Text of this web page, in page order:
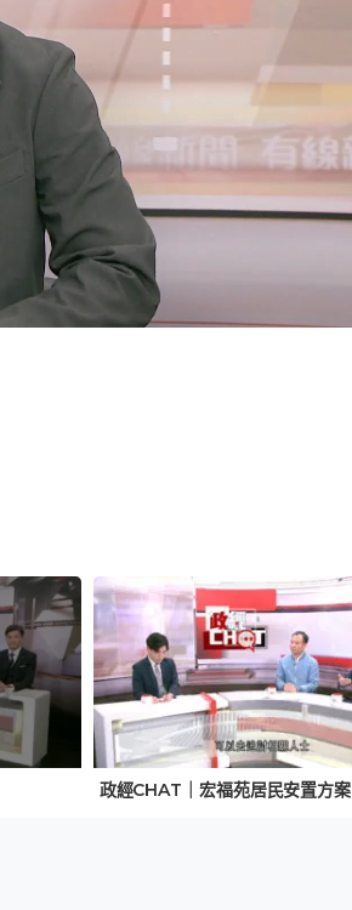
政經CHAT｜宏福苑居民安置方案